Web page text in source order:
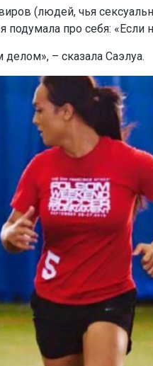
(людей, чья
подумала про себя: «Если
– сказала Саэлуа.